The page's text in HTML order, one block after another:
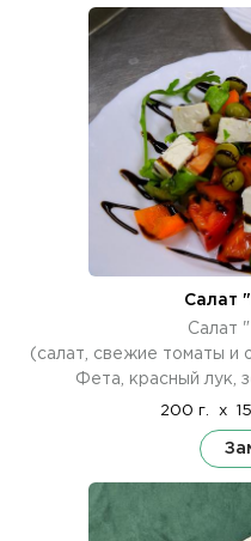
Салат
Салат
(салат, свежие томаты и
Фета, красный лук,
200 г. x